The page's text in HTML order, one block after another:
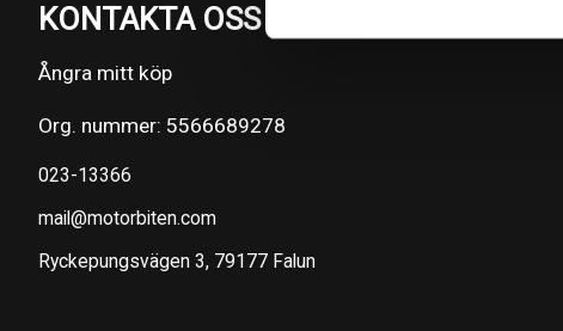
KONTAKTA OSS PÅ MOTORBITEN
Ångra mitt köp
Org. nummer: 5566689278
023-13366
mail@motorbiten.com
Ryckepungsvägen 3, 79177 Falun